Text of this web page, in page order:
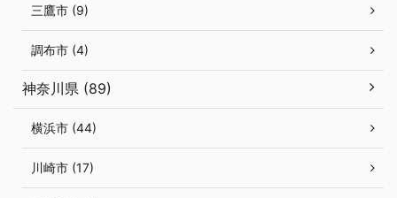
三鷹市 (9)
調布市 (4)
神奈川県 (89)
横浜市 (44)
川崎市 (17)